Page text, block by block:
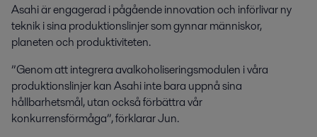
Asahi är engagerad i pågående innovation och införlivar ny
teknik i sina produktionslinjer som gynnar människor,
planeten och produktiviteten.
”Genom att integrera avalkoholiseringsmodulen i våra
produktionslinjer kan Asahi inte bara uppnå sina
hållbarhetsmål, utan också förbättra vår
konkurrensförmåga”, förklarar Jun.